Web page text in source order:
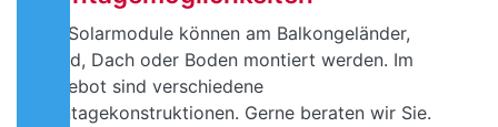
Die Solarmodule können am Balkongeländer,
Wand, Dach oder Boden montiert werden. Im
Angebot sind verschiedene
Montagekonstruktionen. Gerne beraten wir Sie.